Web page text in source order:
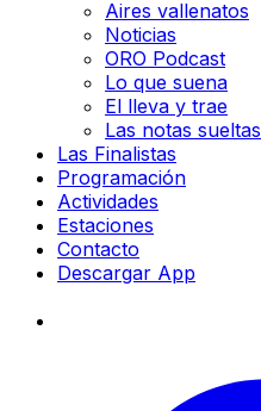
Aires vallenatos
Noticias
ORO Podcast
Lo que suena
El lleva y trae
Las notas sueltas
Las Finalistas
Programación
Actividades
Estaciones
Contacto
Descargar App